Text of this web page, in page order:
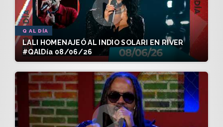
Q AL DÍA
LALI HOMENAJEÓ AL INDIO SOLARI EN RIVER
#QAlDía 08/06/26